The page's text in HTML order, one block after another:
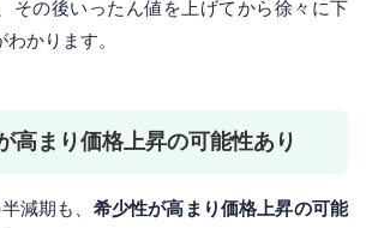
その後いったん値を上げてから徐々に下
かります。
高まり価格上昇の可能性あり
減期も、 希少性が高まり価格上昇の可能